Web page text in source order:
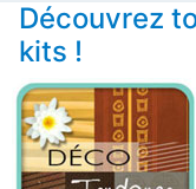
Découvrez
kits !